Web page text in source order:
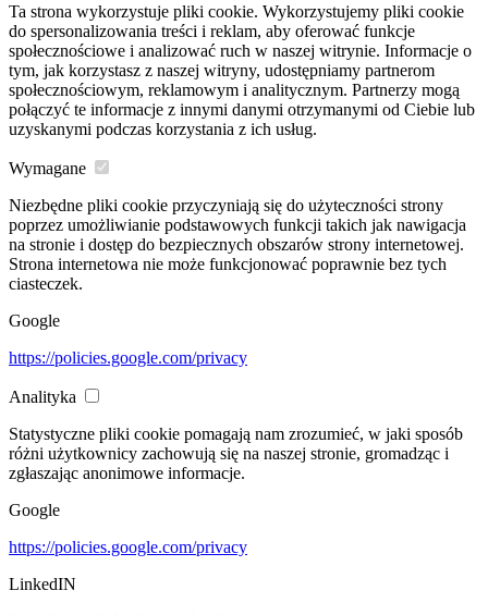
Ta strona wykorzystuje pliki cookie. Wykorzystujemy pliki cookie
do spersonalizowania treści i reklam, aby oferować funkcje
społecznościowe i analizować ruch w naszej witrynie. Informacje o
tym, jak korzystasz z naszej witryny, udostępniamy partnerom
społecznościowym, reklamowym i analitycznym. Partnerzy mogą
połączyć te informacje z innymi danymi otrzymanymi od Ciebie lub
uzyskanymi podczas korzystania z ich usług.
Wymagane
Niezbędne pliki cookie przyczyniają się do użyteczności strony
poprzez umożliwianie podstawowych funkcji takich jak nawigacja
na stronie i dostęp do bezpiecznych obszarów strony internetowej.
Strona internetowa nie może funkcjonować poprawnie bez tych
ciasteczek.
Google
https://policies.google.com/privacy
Analityka
Statystyczne pliki cookie pomagają nam zrozumieć, w jaki sposób
różni użytkownicy zachowują się na naszej stronie, gromadząc i
zgłaszając anonimowe informacje.
Google
https://policies.google.com/privacy
LinkedIN